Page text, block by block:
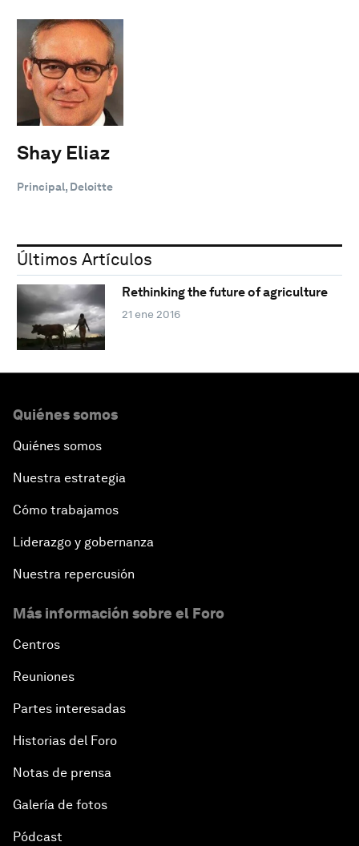
Shay Eliaz
Principal, Deloitte
Últimos Artículos
Rethinking the future of agriculture
21 ene 2016
Quiénes somos
Quiénes somos
Nuestra estrategia
Cómo trabajamos
Liderazgo y gobernanza
Nuestra repercusión
Más información sobre el Foro
Centros
Reuniones
Partes interesadas
Historias del Foro
Notas de prensa
Galería de fotos
Pódcast